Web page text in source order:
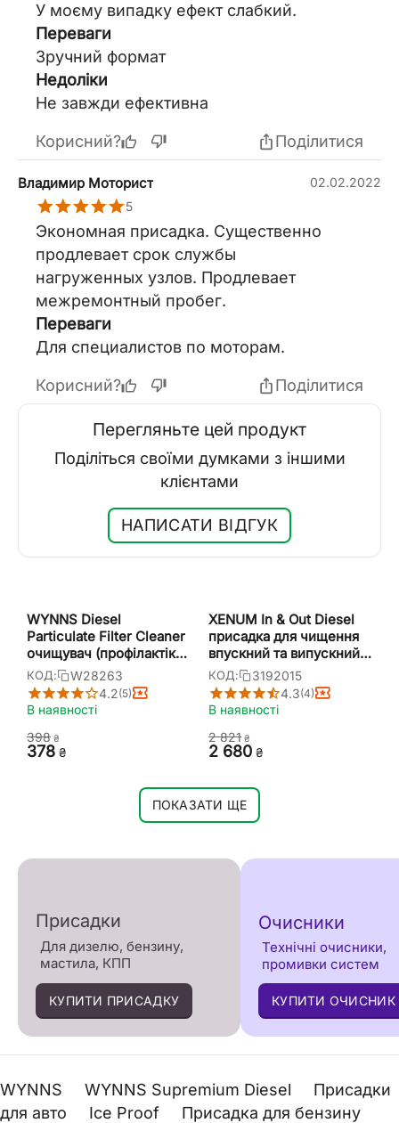
У моєму випадку ефект слабкий.
Переваги
Зручний формат
Недоліки
Не завжди ефективна
Корисний? Поділитися
Владимир Моторист
02.02.2022
5
Экономная присадка. Существенно
продлевает срок службы
нагруженных узлов. Продлевает
межремонтный пробег.
Переваги
Для специалистов по моторам.
Корисний? Поділитися
Перегляньте цей продукт
Поділіться своїми думками з іншими
клієнтами
НАПИСАТИ ВІДГУК
WYNNS Diesel
Particulate Filter Cleaner
очищувач (профілактіка)
фільтра сажі 325 мл
КОД:
W28263
4.2(5)
В наявності
‍378‍ ₴
‍398‍ ₴
XENUM In & Out Diesel
присадка для чищення
впускний та випускний
систем дизельного
двигуна 1,5 л
КОД:
3192015
4.3(4)
В наявності
2 680 ₴
2 821 ₴
ПОКАЗАТИ ЩЕ
Присадки
Для дизелю, бензину,
мастила, КПП
КУПИТИ ПРИСАДКУ
Очисники
Технічні очисники,
промивки систем
КУПИТИ ОЧИСНИК
WYNNS WYNNS Supremium Diesel
Присадки
для авто
Ice Proof
Присадка для бензину